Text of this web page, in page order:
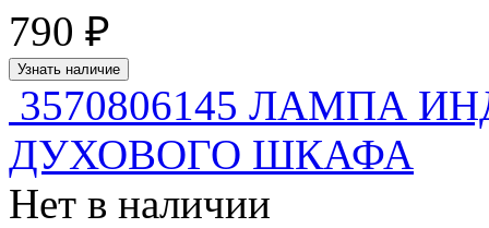
790 ₽
Узнать наличие
3570806145 ЛАМПА
ДУХОВОГО ШКАФА
Нет в наличии